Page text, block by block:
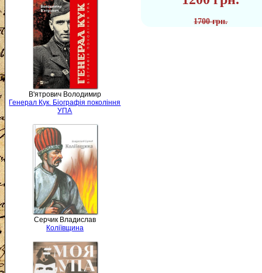
В'ятрович Володимир
Генерал Кук. Біографія покоління
УПА
Серчик Владислав
Коліївщина
1700 грн.